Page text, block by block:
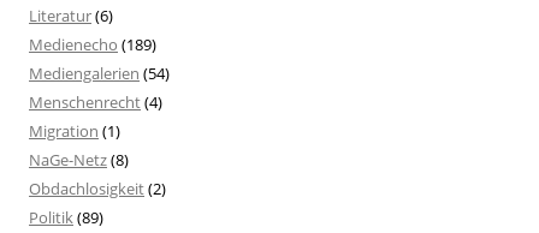
Literatur(6)
Medienecho (189)
Mediengalerien (54)
Menschenrecht(4)
Migration (1)
NaGe-Netz(8)
Obdachlosigkeit(2)
Politik(89)